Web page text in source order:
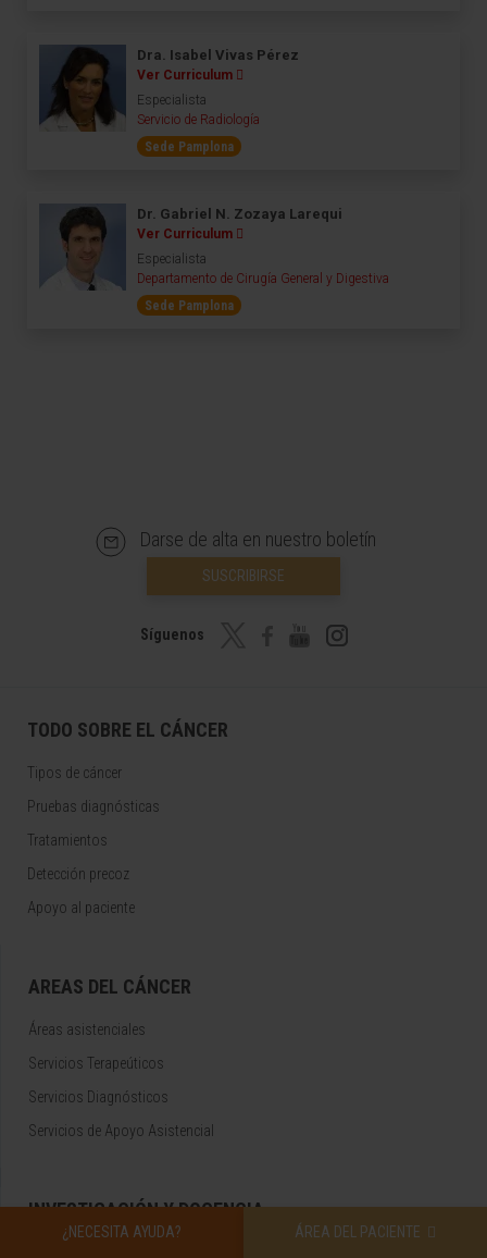
Dra. Isabel Vivas Pérez
Ver Curriculum
Especialista
Servicio de Radiología
Sede Pamplona
Dr. Gabriel N. Zozaya Larequi
Ver Curriculum
Especialista
Departamento de Cirugía General y Digestiva
Sede Pamplona
¿NECESITA AYUDA? ÁREA DEL PACIENTE
Darse de alta en nuestro boletín
SUSCRIBIRSE
Síguenos
TODO SOBRE EL CÁNCER
Tipos de cáncer
Pruebas diagnósticas
Tratamientos
Detección precoz
Apoyo al paciente
AREAS DEL CÁNCER
Áreas asistenciales
Servicios Terapeúticos
Servicios Diagnósticos
Servicios de Apoyo Asistencial
INVESTIGACIÓN Y DOCENCIA